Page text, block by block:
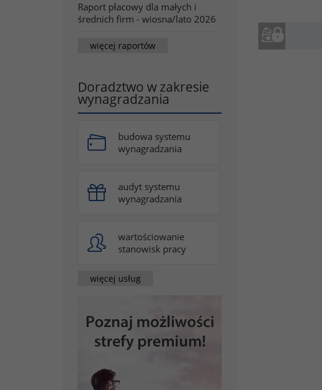
Raport płacowy dla małych i
średnich firm - wiosna/lato 2026
więcej raportów
Doradztwo w zakresie
wynagradzania
budowa systemu
wynagradzania
audyt systemu
wynagradzania
wartościowanie
stanowisk pracy
więcej usług